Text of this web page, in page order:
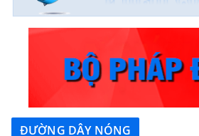
ĐƯỜNG DÂY NÓNG